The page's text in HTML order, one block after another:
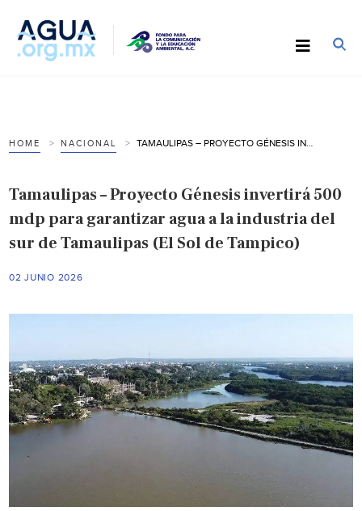
HOME NACIONAL
Tamaulipas – Proyecto Génesis invertirá 500
mdp para garantizar agua a la industria del
sur de Tamaulipas (El Sol de Tampico)
02 JUNIO 2026